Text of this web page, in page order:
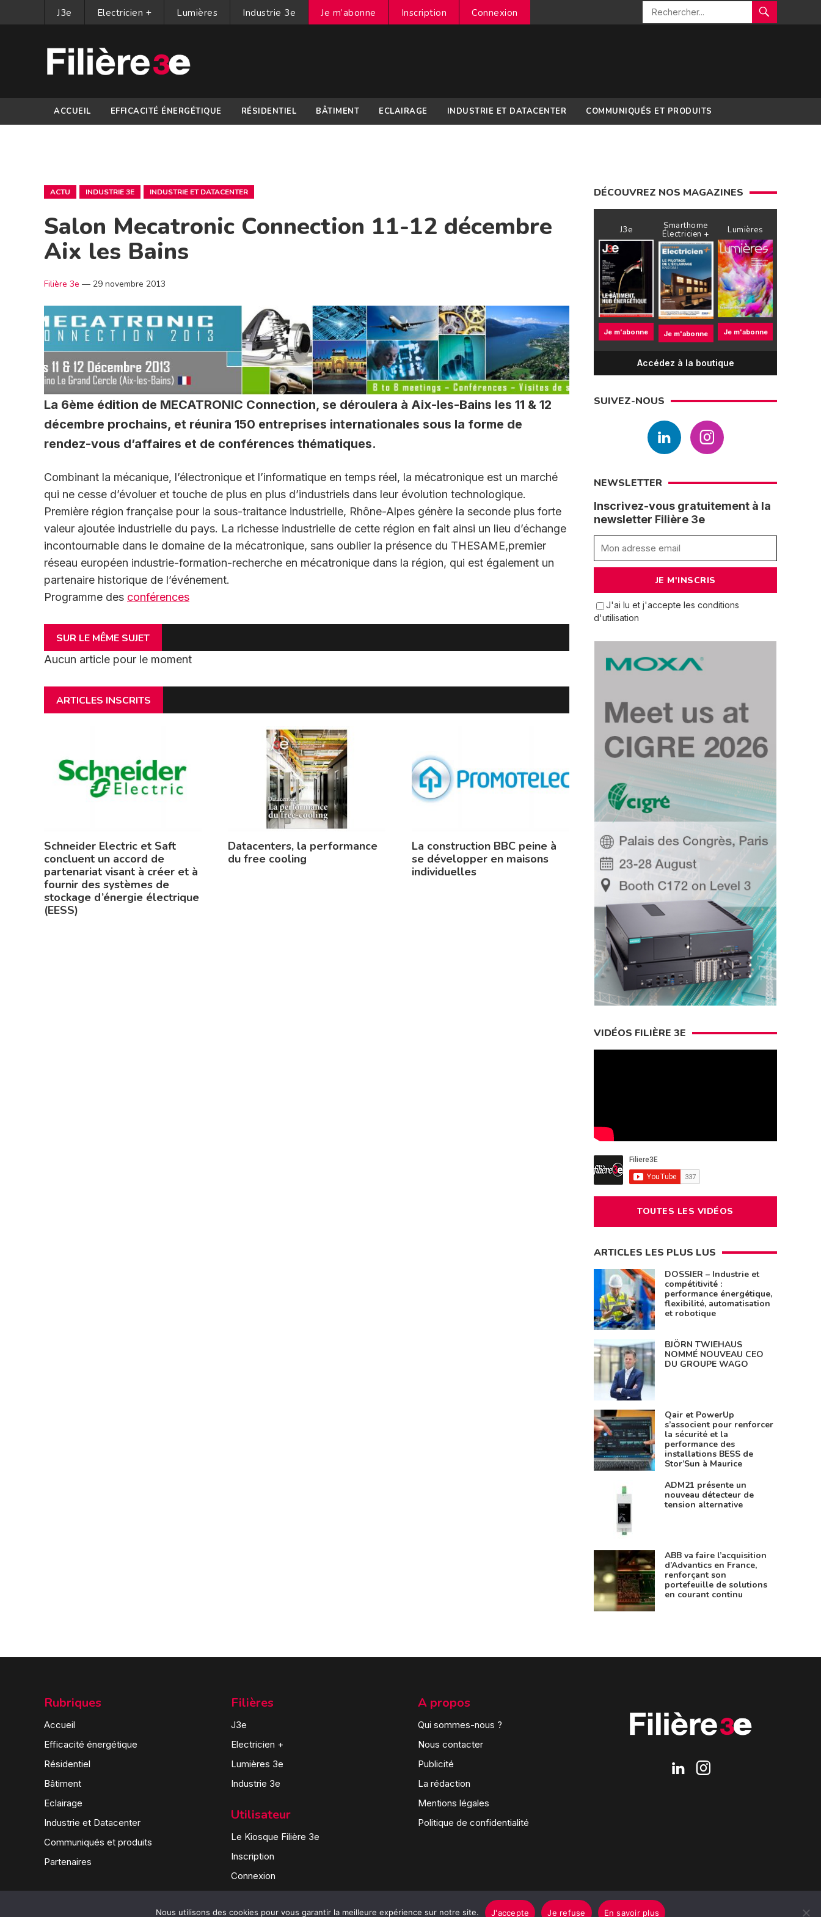
J3e Electricien + Lumières Industrie 3e Je m’abonne Inscription Connexion
ACCUEIL EFFICACITÉ ÉNERGÉTIQUE RÉSIDENTIEL BÂTIMENT ECLAIRAGE INDUSTRIE ET DATACENTER COMMUNIQUÉS ET PRODUITS
ACTU INDUSTRIE 3E INDUSTRIE ET DATACENTER
Salon Mecatronic Connection 11-12 décembre
Aix les Bains
Filière 3e — 29 novembre 2013
La 6ème édition de MECATRONIC Connection, se déroulera à Aix-les-Bains les 11 & 12
décembre prochains, et réunira 150 entreprises internationales sous la forme de
rendez-vous d’affaires et de conférences thématiques.
Combinant la mécanique, l’électronique et l’informatique en temps réel, la mécatronique est un marché
qui ne cesse d’évoluer et touche de plus en plus d’industriels dans leur évolution technologique.
Première région française pour la sous-traitance industrielle, Rhône-Alpes génère la seconde plus forte
valeur ajoutée industrielle du pays. La richesse industrielle de cette région en fait ainsi un lieu d’échange
incontournable dans le domaine de la mécatronique, sans oublier la présence du THESAME,premier
réseau européen industrie-formation-recherche en mécatronique dans la région, qui est également un
partenaire historique de l’événement.
Programme des conférences
SUR LE MÊME SUJET
Aucun article pour le moment
ARTICLES INSCRITS
Schneider Electric et Saft
concluent un accord de
partenariat visant à créer et à
fournir des systèmes de
stockage d’énergie électrique
(EESS)
Datacenters, la performance
du free cooling
La construction BBC peine à
se développer en maisons
individuelles
DÉCOUVREZ NOS MAGAZINES
J3e
Je m'abonne
Smarthome
Électricien +
Je m'abonne
Lumières
Je m'abonne
Accédez à la boutique
SUIVEZ-NOUS
NEWSLETTER
Inscrivez-vous gratuitement à la
newsletter Filière 3e
J'ai lu et j'accepte les conditions
d'utilisation
VIDÉOS FILIÈRE 3E
TOUTES LES VIDÉOS
ARTICLES LES PLUS LUS
DOSSIER – Industrie et
compétitivité :
performance énergétique,
flexibilité, automatisation
et robotique
BJÖRN TWIEHAUS
NOMMÉ NOUVEAU CEO
DU GROUPE WAGO
Qair et PowerUp
s’associent pour renforcer
la sécurité et la
performance des
installations BESS de
Stor’Sun à Maurice
ADM21 présente un
nouveau détecteur de
tension alternative
ABB va faire l’acquisition
d’Advantics en France,
renforçant son
portefeuille de solutions
en courant continu
Rubriques
Accueil
Efficacité énergétique
Résidentiel
Bâtiment
Eclairage
Industrie et Datacenter
Communiqués et produits
Partenaires
Filières
J3e
Electricien +
Lumières 3e
Industrie 3e
Utilisateur
Le Kiosque Filière 3e
Inscription
Connexion
A propos
Qui sommes-nous ?
Nous contacter
Publicité
La rédaction
Mentions légales
Politique de confidentialité
Nous utilisons des cookies pour vous garantir la meilleure expérience sur notre site. J'accepte Je refuse En savoir plus